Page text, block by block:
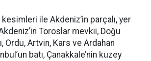
ile Akdeniz’in parçalı, yer
Toroslar mevkii, Doğu
Ordu, Artvin, Kars ve Ardahan
batı, Çanakkale’nin kuzey